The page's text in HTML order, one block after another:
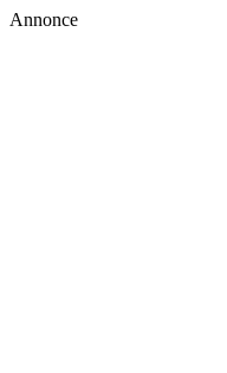
Annonce